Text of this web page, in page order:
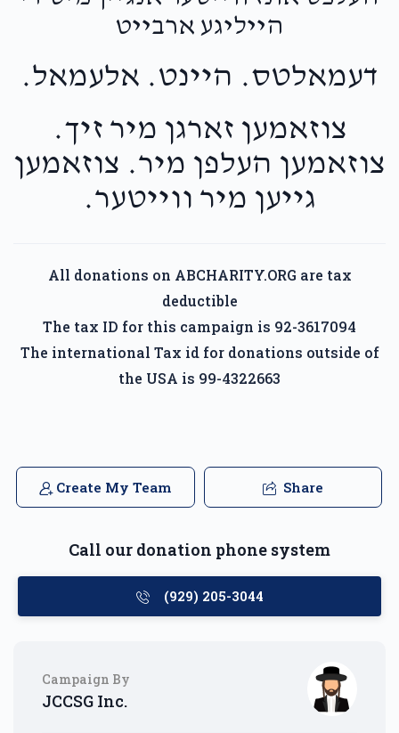
הייליגע ארבייט
דעמאלטס. היינט. אלעמאל.
צוזאמען זארגן מיר זיך.
צוזאמען העלפן מיר. צוזאמען
גייען מיר ווייטער.
All donations on ABCHARITY.ORG are tax
deductible
The tax ID for this campaign is 92-3617094
The international Tax id for donations outside of
the USA is 99-4322663
Create My Team Share
Call our donation phone system
(929) 205-3044
Campaign By
JCCSG Inc.